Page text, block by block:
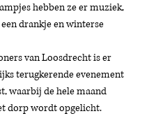
hebben ze er muziek,
drankje en winterse
van Loosdrecht is er
terugkerende evenement
waarbij de hele maand
dorp wordt opgelicht.